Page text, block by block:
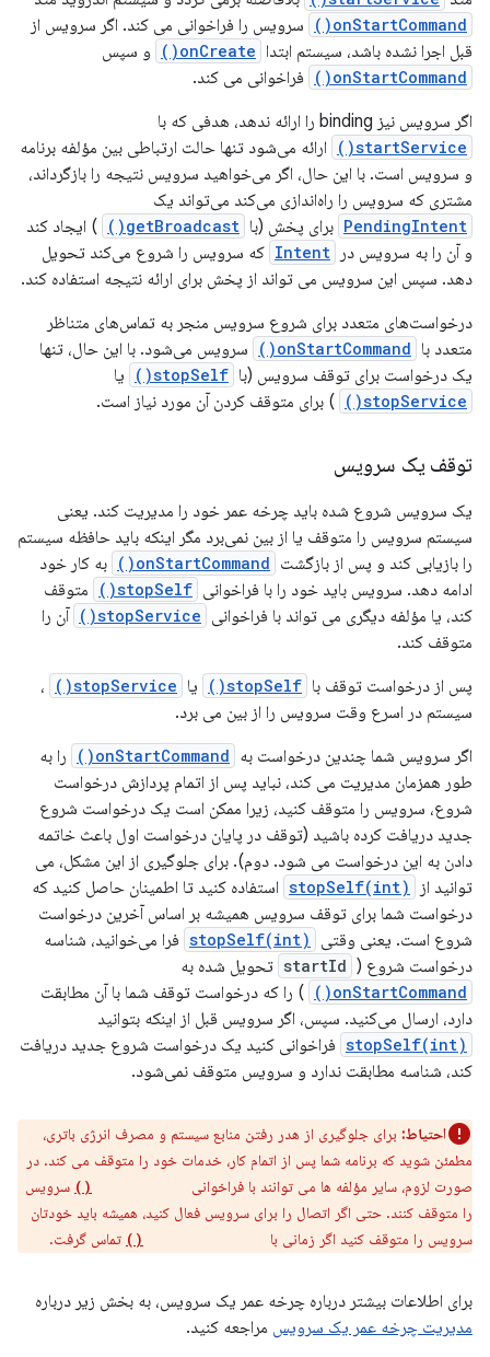
onStartCommand()
سرویس را فراخوانی می کند. اگر سرویس از
قبل اجرا نشده باشد، سیستم ابتدا onCreate() و سپس
onStartCommand()
فراخوانی می کند.
اگر سرویس نیز binding را ارائه ندهد، هدفی که با
startService()
ارائه می‌شود تنها حالت ارتباطی بین مؤلفه برنامه
و سرویس است. با این حال، اگر می‌خواهید سرویس نتیجه را بازگرداند،
مشتری که سرویس را راه‌اندازی می‌کند می‌تواند یک
PendingIntent برای پخش (با getBroadcast()
) ایجاد کند
و آن را به سرویس در
Intent که سرویس را شروع می‌کند تحویل
دهد. سپس این سرویس می تواند از پخش برای ارائه نتیجه استفاده کند.
درخواست‌های متعدد برای شروع سرویس منجر به تماس‌های متناظر
متعدد با onStartCommand()
سرویس می‌شود. با این حال، تنها
یک درخواست برای توقف سرویس (با stopSelf() یا
stopService() ) برای متوقف کردن آن مورد نیاز است.
توقف یک سرویس
یک سرویس شروع شده باید چرخه عمر خود را مدیریت کند. یعنی
سیستم سرویس را متوقف یا از بین نمی‌برد مگر اینکه باید حافظه سیستم
را بازیابی کند و پس از بازگشت onStartCommand()
به کار خود
ادامه دهد. سرویس باید خود را با فراخوانی stopSelf()
متوقف
کند، یا مؤلفه دیگری می تواند با فراخوانی stopService()
آن را
متوقف کند.
پس از درخواست توقف با stopSelf() یا stopService()
،
سیستم در اسرع وقت سرویس را از بین می برد.
اگر سرویس شما چندین درخواست به onStartCommand()
را به
طور همزمان مدیریت می کند، نباید پس از اتمام پردازش درخواست
شروع، سرویس را متوقف کنید، زیرا ممکن است یک درخواست شروع
جدید دریافت کرده باشید (توقف در پایان درخواست اول باعث خاتمه
دادن به این درخواست می شود. دوم). برای جلوگیری از این مشکل، می
توانید از
stopSelf(int) استفاده کنید تا اطمینان حاصل کنید که
درخواست شما برای توقف سرویس همیشه بر اساس آخرین درخواست
شروع است. یعنی وقتی
stopSelf(int) فرا می‌خوانید، شناسه
درخواست شروع ( startId تحویل شده به
onStartCommand()
) را که درخواست توقف شما با آن مطابقت
دارد، ارسال می‌کنید. سپس، اگر سرویس قبل از اینکه بتوانید
stopSelf(int) فراخوانی کنید یک درخواست شروع جدید دریافت
کند، شناسه مطابقت ندارد و سرویس متوقف نمی‌شود.
احتیاط: برای جلوگیری از هدر رفتن منابع سیستم و مصرف انرژی باتری،
مطمئن شوید که برنامه شما پس از اتمام کار، خدمات خود را متوقف می کند. در
صورت لزوم، سایر مؤلفه ها می توانند با فراخوانی
سرویس
را متوقف کنند. حتی اگر اتصال را برای سرویس فعال کنید، همیشه باید خودتان
سرویس را متوقف کنید اگر زمانی با
تماس گرفت.
برای اطلاعات بیشتر درباره چرخه عمر یک سرویس، به بخش زیر درباره
مدیریت چرخه عمر یک سرویس مراجعه کنید.